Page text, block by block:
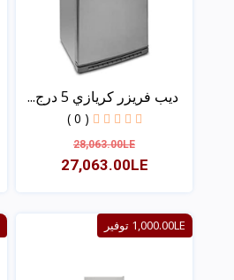
ديب فريزر كريازي 5 درج...
( 0 )
28,063.00LE
27,063.00LE
عرض
1,000.00LE توفير